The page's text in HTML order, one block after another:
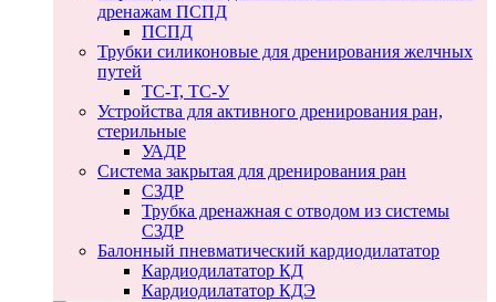
дренажам ПСПД
ПСПД
Трубки силиконовые для дренирования желчных
путей
ТС-Т, ТС-У
Устройства для активного дренирования ран,
стерильные
УАДР
Система закрытая для дренирования ран
СЗДР
Трубка дренажная с отводом из системы
СЗДР
Балонный пневматический кардиодилататор
Кардиодилататор КД
Кардиодилататор КДЭ